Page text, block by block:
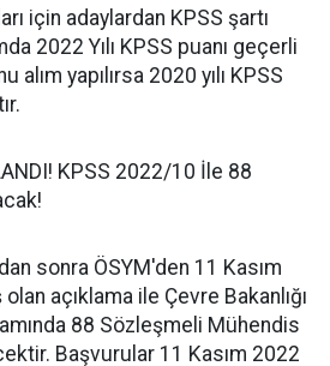
için adaylardan KPSS şartı
2022 Yılı KPSS puanı geçerli
alım yapılırsa 2020 yılı KPSS
KPSS 2022/10 İle 88
sonra ÖSYM'den 11 Kasım
açıklama ile Çevre Bakanlığı
88 Sözleşmeli Mühendis
Başvurular 11 Kasım 2022